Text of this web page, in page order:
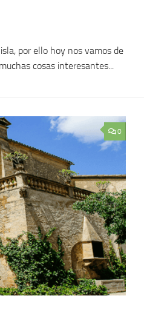
por ello hoy nos vamos de
cosas interesantes...
0